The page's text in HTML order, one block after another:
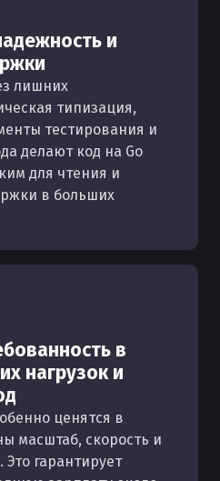
и
лишних
типизация,
тестирования и
делают код на Go
для чтения и
в больших
в
нагрузок и
ценятся в
масштаб, скорость и
Это гарантирует